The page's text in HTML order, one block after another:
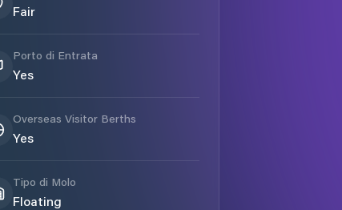
Fair
Porto di Entrata
Yes
Overseas Visitor Berths
Yes
Tipo di Molo
Floating